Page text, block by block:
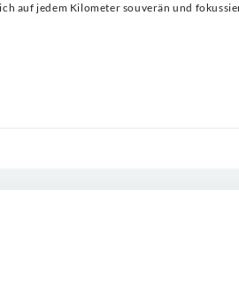
auf jedem Kilometer souverän und